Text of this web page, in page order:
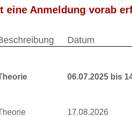
eine Anmeldung vorab
Datum
06.07.2025 bis
17.08.2026